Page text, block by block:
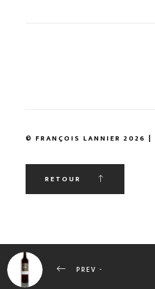
PREV -
© FRANÇOIS LANNIER 2026 |
RETOUR